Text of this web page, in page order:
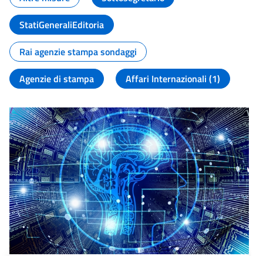
StatiGeneraliEditoria
Rai agenzie stampa sondaggi
Agenzie di stampa
Affari Internazionali (1)